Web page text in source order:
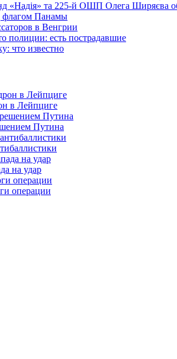
«Надія» та 225-й ОШП Олега Ширяєва
флагом Панамы
в Венгрии
полиции: есть пострадавшие
что известно
в Лейпциге
Путина
на удар
операции